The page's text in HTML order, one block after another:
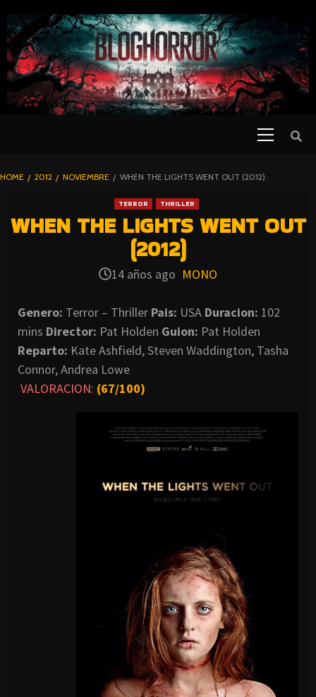
TO
CONTENT
BLOGHORROR
HOME 2012 NOVIEMBRE WHEN THE LIGHTS WENT OUT (2012)
TERROR THRILLER
WHEN THE LIGHTS WENT OUT
(2012)
14 años ago MONO
Genero: Terror – Thriller Pais: USA Duracion: 102
mins Director: Pat Holden Guion: Pat Holden
Reparto: Kate Ashfield, Steven Waddington, Tasha
Connor, Andrea Lowe
VALORACION: (67/100)